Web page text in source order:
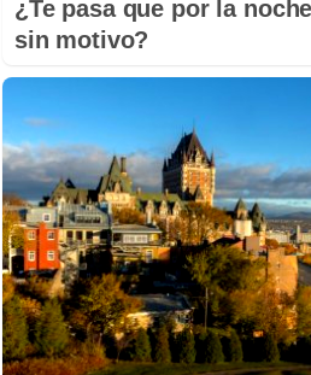
¿Te pasa que por la
sin motivo?